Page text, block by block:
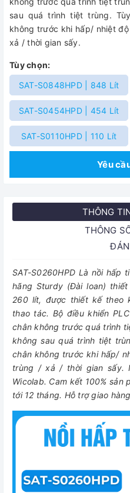
sau quá trình tiệt trùng.
không trước khi hấp/ nhiệt
xả / thời gian sấy.
Tùy chọn:
SAT-S0848HPD | 848 Lít
SAT-S0454HPD | 454 Lít
SAT-S0110HPD | 110 Lít
Yêu
THÔNG
THÔNG
SAT-S0260HPD Là nồi hấp
hãng Sturdy (Đài loan)
260 lít, được thiết kế theo
thao tác. Bộ điều khiển
chân không trước quá trình
không sau quá trình tiệt
chân không trước khi hấp/
trùng / xả / thời gian sấy.
Wicolab. Cam kết 100% sản
tới 12 tháng. Hỗ trợ giao